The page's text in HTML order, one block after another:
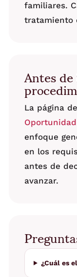
familiares.
tratamiento
Antes
La página de
enfoque
en los
antes de
avanzar.
¿Cuál es